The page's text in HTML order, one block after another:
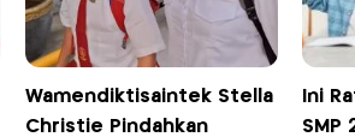
Wamendiktisaintek Stella
Christie Pindahkan
Ini
SMP